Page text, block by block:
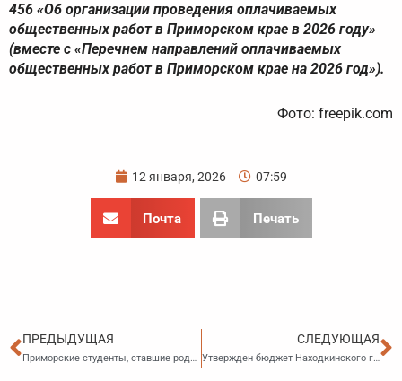
456 «Об организации проведения оплачиваемых
общественных работ в Приморском крае в 2026 году»
(вместе с «Перечнем направлений оплачиваемых
общественных работ в Приморском крае на 2026 год»).
Фото: freepik.com
12 января, 2026 07:59
Почта Печать
Пред
ПРЕДЫДУЩАЯ
Приморские студенты, ставшие родителями, будут получать ежемесячные выплаты
СЛЕДУЮЩАЯ
Утвержден бюджет Находкинского городского округа на 2026 год и плановый период 2027 и 2028 годов